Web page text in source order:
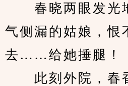
春晓两眼发光
气侧漏的姑娘，恨
去……给她捶腿！
此刻外院，春